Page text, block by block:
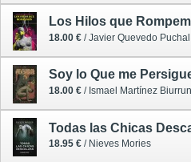
Los Hilos que
18.00 € / Javier Quevedo Puchal
18.00 € / Ismael Martínez
Todas las Chicas
18.95 € / Nieves Mories